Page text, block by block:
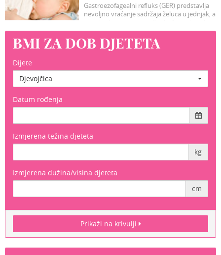
Gastroezofagealni refluks (GER) predstavlja
nevoljno vraćanje sadržaja želuca u jednjak, a
ponekad i prema usnoj šuplji, što vidimo kao
regurgitaciju sadržaja u ustima, bljuckanje i/ili
rjeđe povraćanje, no može biti i bez tih
tipičnih simptoma- tzv „tihi refluks“.
BMI ZA DOB DJETETA
Dijete
Djevojčica
Datum rođenja
Izmjerena težina djeteta
kg
Izmjerena dužina/visina djeteta
cm
Prikaži na krivulji